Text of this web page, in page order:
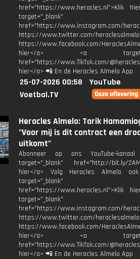
href="https://www.heracles.nl">Klik
target="_blank"
href="https://www.instagram.com/
https://www.twitter.com/heraclesalmelo
https://www.facebook.com/
hier</a> <a
href="https://www.TikTok.com/
hier</a> 📲 En de Heracles Almelo App
25-07-2026 00:58
YouTube
Voetbal.TV
Heracles Almelo: Tarik
"Voor mij is dit contract een
uitkomt"
Abonneer op ons YouTube-
target="_blank" href="http://bit.ly/
hier</a> Volg Heracles Almelo
target="_blank"
href="https://www.heracles.nl">Klik
target="_blank"
href="https://www.instagram.com/
https://www.twitter.com/heraclesalmelo
https://www.facebook.com/
hier</a> <a
href="https://www.TikTok.com/
hier</a> 📲 En de Heracles Almelo App